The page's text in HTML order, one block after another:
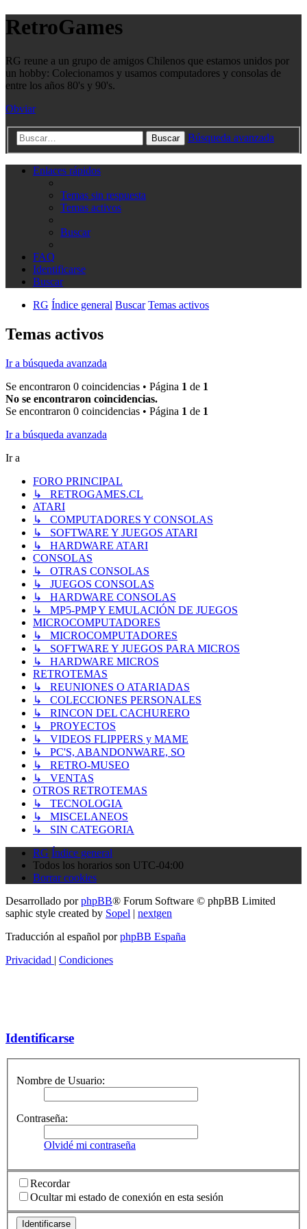
RetroGames
RG reune a un grupo de amigos Chilenos que estamos unidos por
un hobby: Colecionamos y usamos computadores y consolas de
entre los años 80's y 90's.
Obviar
Buscar Búsqueda avanzada
Enlaces rápidos
Temas sin respuesta
Temas activos
Buscar
FAQ
Identificarse
Buscar
RG Índice general Buscar Temas activos
Temas activos
Ir a búsqueda avanzada
Se encontraron 0 coincidencias • Página 1 de 1
No se encontraron coincidencias.
Se encontraron 0 coincidencias • Página 1 de 1
Ir a búsqueda avanzada
Ir a
FORO PRINCIPAL
↳ RETROGAMES.CL
ATARI
↳ COMPUTADORES Y CONSOLAS
↳ SOFTWARE Y JUEGOS ATARI
↳ HARDWARE ATARI
CONSOLAS
↳ OTRAS CONSOLAS
↳ JUEGOS CONSOLAS
↳ HARDWARE CONSOLAS
↳ MP5-PMP Y EMULACIÓN DE JUEGOS
MICROCOMPUTADORES
↳ MICROCOMPUTADORES
↳ SOFTWARE Y JUEGOS PARA MICROS
↳ HARDWARE MICROS
RETROTEMAS
↳ REUNIONES O ATARIADAS
↳ COLECCIONES PERSONALES
↳ RINCON DEL CACHURERO
↳ PROYECTOS
↳ VIDEOS FLIPPERS y MAME
↳ PC'S, ABANDONWARE, SO
↳ RETRO-MUSEO
↳ VENTAS
OTROS RETROTEMAS
↳ TECNOLOGIA
↳ MISCELANEOS
↳ SIN CATEGORIA
RG Índice general
Todos los horarios son UTC-04:00
Borrar cookies
Desarrollado porphpBB® Forum Software © phpBB Limited
saphic style created by Sopel | nextgen
Traducción al español porphpBB España
Privacidad | Condiciones
Identificarse
Nombre de Usuario:
Contraseña:
Olvidé mi contraseña
Recordar
Ocultar mi estado de conexión en esta sesión